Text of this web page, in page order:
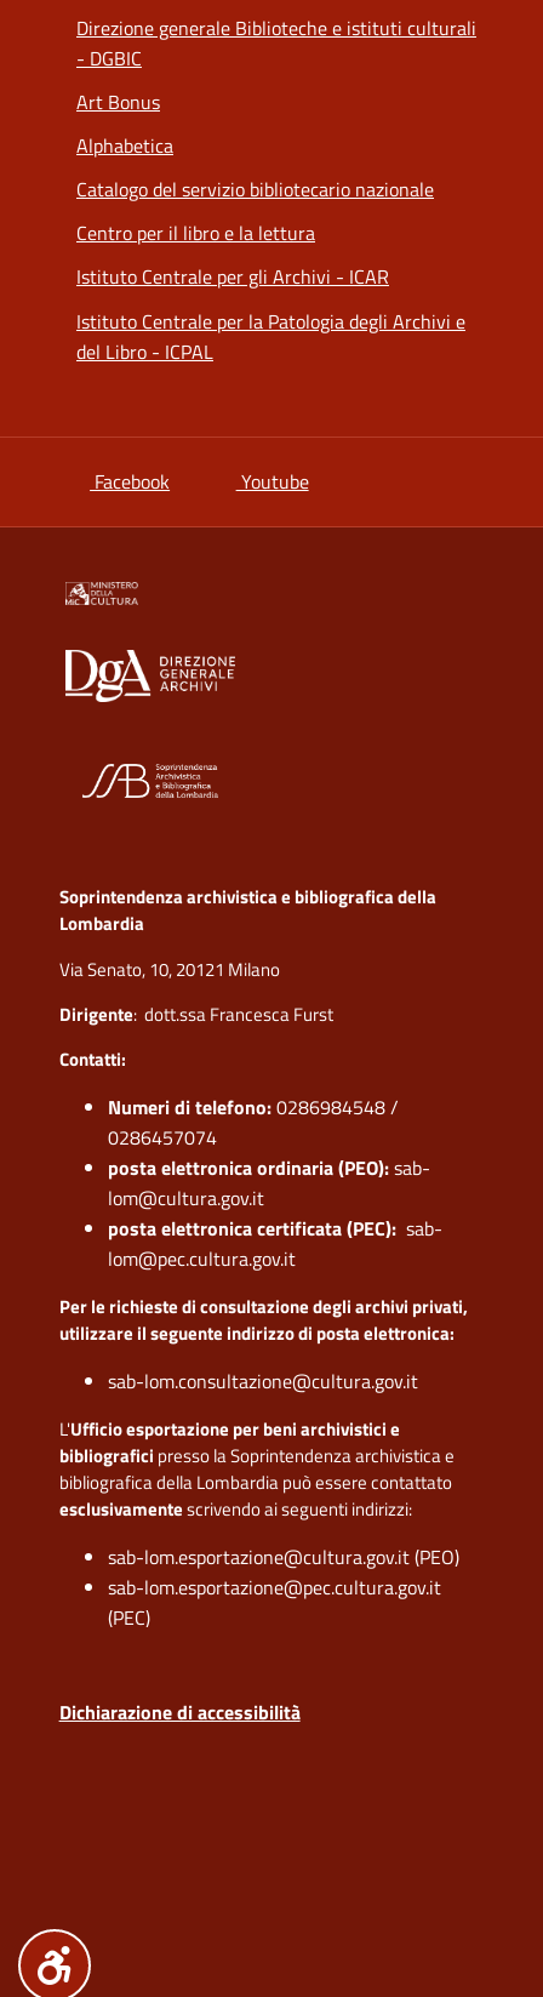
Direzione generale Biblioteche e istituti culturali
- DGBIC
Art Bonus
Alphabetica
Catalogo del servizio bibliotecario nazionale
Centro per il libro e la lettura
Istituto Centrale per gli Archivi - ICAR
Istituto Centrale per la Patologia degli Archivi e
del Libro - ICPAL
Facebooksi apre in una nuova scheda
Youtubesi apre in una nuova scheda
Soprintendenza archivistica e bibliografica della
Lombardia
Via Senato, 10, 20121 Milano
Dirigente: dott.ssa Francesca Furst
Contatti:
Numeri di telefono:0286984548 /
0286457074
posta elettronica ordinaria (PEO):sab-
lom@cultura.gov.it
posta elettronica certificata (PEC):sab-
lom@pec.cultura.gov.it
Per le richieste di consultazione degli archivi privati,
utilizzare il seguente indirizzo di posta elettronica:
sab-lom.consultazione@cultura.gov.it
L'Ufficio esportazione per beni archivistici e
bibliografici presso la Soprintendenza archivistica e
bibliografica della Lombardia può essere contattato
esclusivamentescrivendo ai seguenti indirizzi:
sab-lom.esportazione@cultura.gov.it (PEO)
sab-lom.esportazione@pec.cultura.gov.it
(PEC)
Dichiarazione di accessibilità